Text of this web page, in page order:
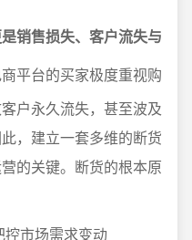
销售损失、客户流失与
平台的买家极度重视购
户永久流失，甚至波及
，建立一套多维的断货
的关键。断货的根本原
市场需求变动